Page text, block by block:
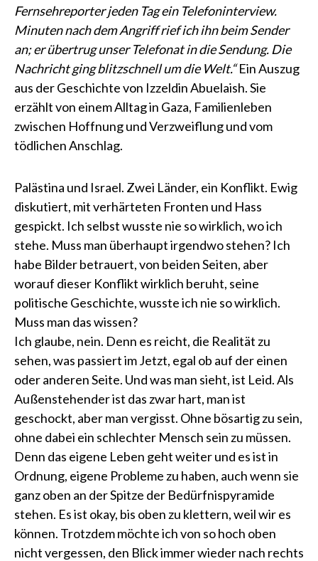
Fernsehreporter jeden Tag ein Telefoninterview.
Minuten nach dem Angriff rief ich ihn beim Sender
an; er übertrug unser Telefonat in die Sendung. Die
Nachricht ging blitzschnell um die Welt.“Ein Auszug
aus der Geschichte von Izzeldin Abuelaish. Sie
erzählt von einem Alltag in Gaza, Familienleben
zwischen Hoffnung und Verzweiflung und vom
tödlichen Anschlag.
Palästina und Israel. Zwei Länder, ein Konflikt. Ewig
diskutiert, mit verhärteten Fronten und Hass
gespickt. Ich selbst wusste nie so wirklich, wo ich
stehe. Muss man überhaupt irgendwo stehen? Ich
habe Bilder betrauert, von beiden Seiten, aber
worauf dieser Konflikt wirklich beruht, seine
politische Geschichte, wusste ich nie so wirklich.
Muss man das wissen?
Ich glaube, nein. Denn es reicht, die Realität zu
sehen, was passiert im Jetzt, egal ob auf der einen
oder anderen Seite. Und was man sieht, ist Leid. Als
Außenstehender ist das zwar hart, man ist
geschockt, aber man vergisst. Ohne bösartig zu sein,
ohne dabei ein schlechter Mensch sein zu müssen.
Denn das eigene Leben geht weiter und es ist in
Ordnung, eigene Probleme zu haben, auch wenn sie
ganz oben an der Spitze der Bedürfnispyramide
stehen. Es ist okay, bis oben zu klettern, weil wir es
können. Trotzdem möchte ich von so hoch oben
nicht vergessen, den Blick immer wieder nach rechts